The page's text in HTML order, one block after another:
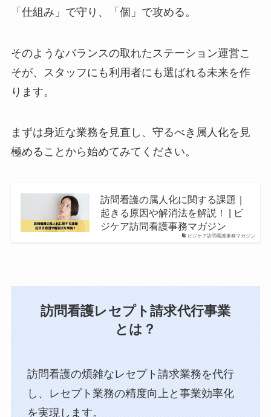
「仕組み」で守り、「個」で攻める。
そのようなバランスの取れたステーション運営こ
そが、スタッフにも利用者にも選ばれる未来を作
ります。
まずは身近な業務を見直し、守るべき属人化を見
極めることから始めてみてください。
ビジケア訪問看護事務マガジン
訪問看護の属人化に関する課題｜
起きる原因や解消法を解説！ | ビ
ジケア訪問看護事務マガジン
訪問看護レセプト請求代行事業
とは？
訪問看護の煩雑なレセプト請求業務を代行
し、⁨⁩レセプト業務の精度向上と事業効率化
を実現します。